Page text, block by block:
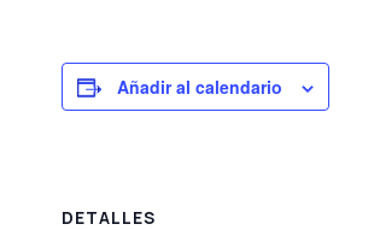
Añadir al calendario
DETALLES